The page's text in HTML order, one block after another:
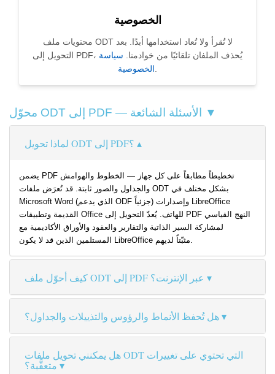
الخصوصية
محتويات ملف ODT لا تُقرأ ولا تُعاد استخدامها أبدًا. بعد
التحويل إلى PDF، يُحذف الملفان تلقائيًا من خوادمنا. سياسة
الخصوصية.
محوّل ODT إلى PDF — الأسئلة الشائعة ▼
لماذا تحويل ODT إلى PDF؟
يضمن PDF تخطيطاً مطابقاً على كل جهاز — الخطوط والهوامش
والجداول والصور ثابتة. قد تُعرَض ملفات ODT بشكل مختلف في
Microsoft Word (الذي يدعم ODF جزئياً) وإصدارات LibreOffice
القديمة وتطبيقات Office للهاتف. يُعدّ التحويل إلى PDF النهج القياسي
لمشاركة السير الذاتية والتقارير والعقود والأوراق الأكاديمية مع
المستلمين الذين قد لا يكون LibreOffice مثبّتاً لديهم.
كيف أحوّل ملف ODT إلى PDF عبر الإنترنت؟
هل تُحفظ الأنماط والرؤوس والتذييلات والجداول؟
هل يمكنني تحويل ملفات ODT التي تحتوي على تغييرات
متعقَّبة؟